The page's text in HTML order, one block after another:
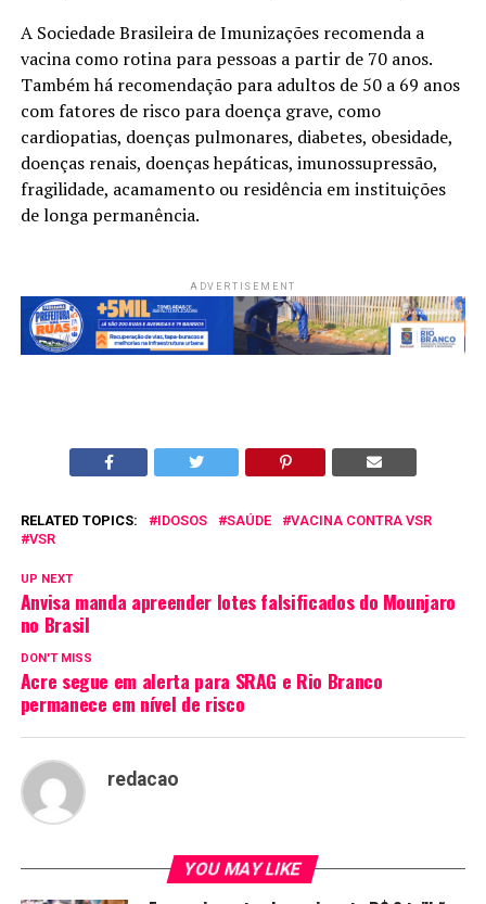
A Sociedade Brasileira de Imunizações recomenda a
vacina como rotina para pessoas a partir de 70 anos.
Também há recomendação para adultos de 50 a 69 anos
com fatores de risco para doença grave, como
cardiopatias, doenças pulmonares, diabetes, obesidade,
doenças renais, doenças hepáticas, imunossupressão,
fragilidade, acamamento ou residência em instituições
de longa permanência.
ADVERTISEMENT
RELATED TOPICS: IDOSOS SAÚDE
VACINA CONTRA VSR
VSR
UP NEXT
Anvisa manda apreender lotes falsificados do Mounjaro
no Brasil
DON'T MISS
Acre segue em alerta para SRAG e Rio Branco
permanece em nível de risco
redacao
YOU MAY LIKE